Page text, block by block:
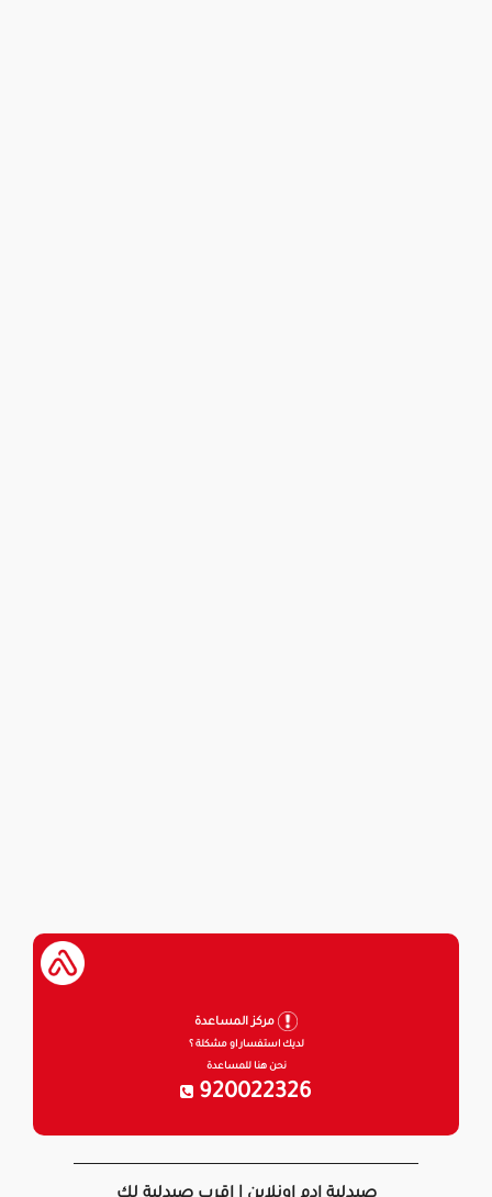
مركز المساعدة
لديك استفسار او مشكلة ؟
نحن هنا للمساعدة
920022326